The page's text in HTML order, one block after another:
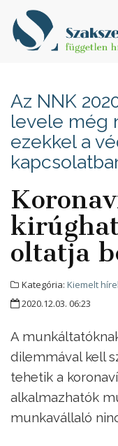
Az NNK
levele még
ezekkel a
oltatja
Kategória: Kiemelt
2020.12.03. 06:23
A
dilemmával kell
tehetik a
alkalmazhatók
munkavállaló